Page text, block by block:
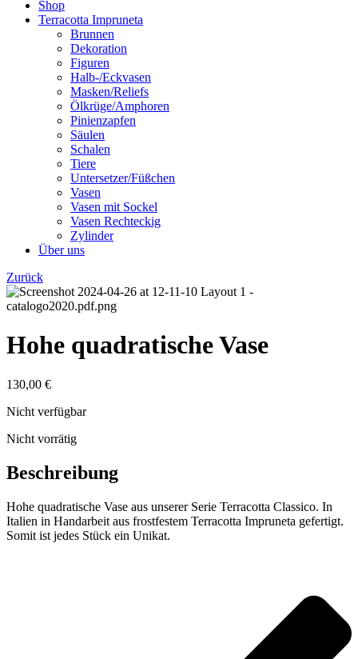
Shop
Terracotta Impruneta
Brunnen
Dekoration
Figuren
Halb-/Eckvasen
Masken/Reliefs
Ölkrüge/Amphoren
Pinienzapfen
Säulen
Schalen
Tiere
Untersetzer/Füßchen
Vasen
Vasen mit Sockel
Vasen Rechteckig
Zylinder
Über uns
Zurück
Hohe quadratische Vase
130,00 €
Nicht verfügbar
Nicht vorrätig
Beschreibung
Hohe quadratische Vase aus unserer Serie Terracotta Classico. In
Italien in Handarbeit aus frostfestem Terracotta Impruneta gefertigt.
Somit ist jedes Stück ein Unikat.